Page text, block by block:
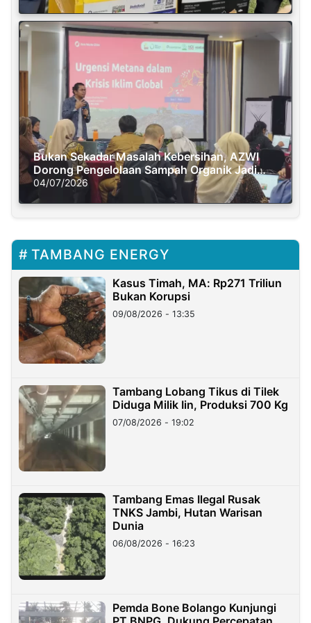
Bukan Sekadar Masalah Kebersihan, AZWI
Dorong Pengelolaan Sampah Organik Jadi
Solusi Krisis Iklim
04/07/2026
TAMBANG ENERGY
Kasus Timah, MA: Rp271 Triliun
Bukan Korupsi
09/08/2026 - 13:35
Tambang Lobang Tikus di Tilek
Diduga Milik Iin, Produksi 700 Kg
07/08/2026 - 19:02
Tambang Emas Ilegal Rusak
TNKS Jambi, Hutan Warisan
Dunia
06/08/2026 - 16:23
Pemda Bone Bolango Kunjungi